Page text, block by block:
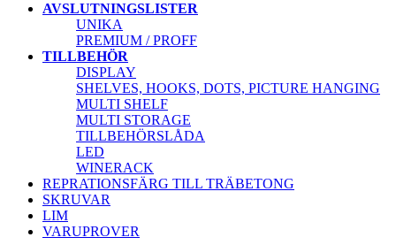
AVSLUTNINGSLISTER
UNIKA
PREMIUM / PROFF
TILLBEHÖR
DISPLAY
SHELVES, HOOKS, DOTS, PICTURE HANGING
MULTI SHELF
MULTI STORAGE
TILLBEHÖRSLÅDA
LED
WINERACK
REPRATIONSFÄRG TILL TRÄBETONG
SKRUVAR
LIM
VARUPROVER